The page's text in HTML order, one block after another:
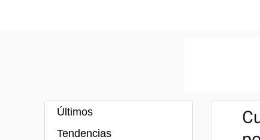
Últimos
Tendencias